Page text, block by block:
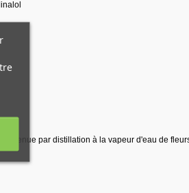
obtenue par distillation à la vapeur d'eau de